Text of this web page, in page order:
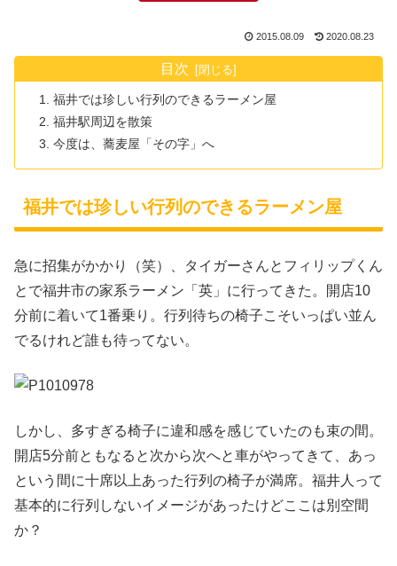
2015.08.09 2020.08.23
目次
福井では珍しい行列のできるラーメン屋
福井駅周辺を散策
今度は、蕎麦屋「その字」へ
福井では珍しい行列のできるラーメン屋
急に招集がかかり（笑）、タイガーさんとフィリップくん
とで福井市の家系ラーメン「英」に行ってきた。開店10
分前に着いて1番乗り。行列待ちの椅子こそいっぱい並ん
でるけれど誰も待ってない。
しかし、多すぎる椅子に違和感を感じていたのも束の間。
開店5分前ともなると次から次へと車がやってきて、あっ
という間に十席以上あった行列の椅子が満席。福井人って
基本的に行列しないイメージがあったけどここは別空間
か？